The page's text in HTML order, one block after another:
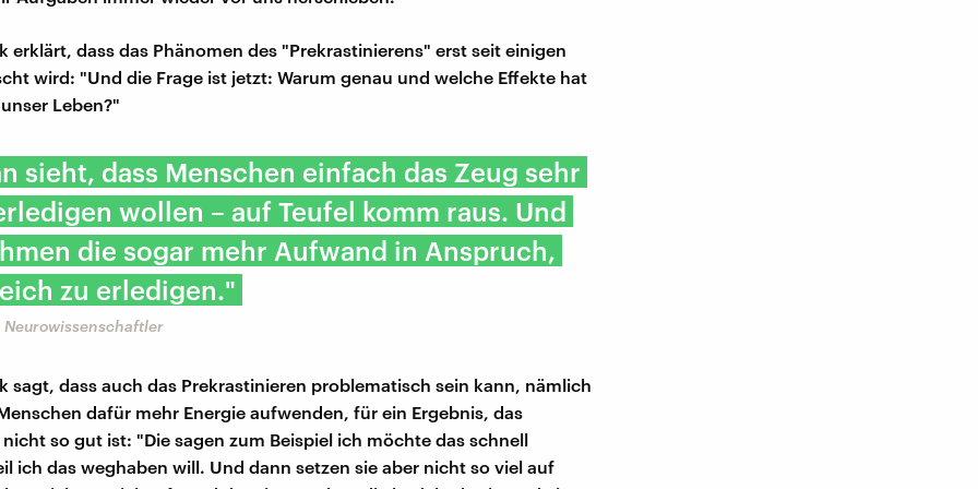
erklärt, dass das Phänomen des "Prekrastinierens" erst seit einigen
wird: "Und die Frage ist jetzt: Warum genau und welche Effekte hat
Leben?"
sieht, dass Menschen einfach das Zeug sehr
wollen – auf Teufel komm raus. Und
die sogar mehr Aufwand in Anspruch,
zu erledigen."
sagt, dass auch das Prekrastinieren problematisch sein kann, nämlich
dafür mehr Energie aufwenden, für ein Ergebnis, das
so gut ist: "Die sagen zum Beispiel ich möchte das schnell
ich das weghaben will. Und dann setzen sie aber nicht so viel auf